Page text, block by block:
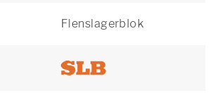
Flenslagerblok